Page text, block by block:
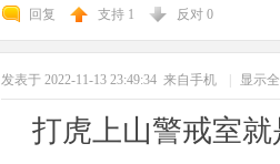
回复 支持 1 反对 0
发表于 2022-11-13 23:49:34 来自手机 显示
打虎上山警戒室